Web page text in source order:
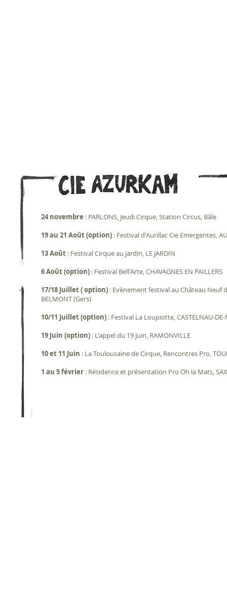
2021
24 novembre : PARLONS, Jeudi Cirque, Station Circus, Bâle
19 au 21 Août (option) : Festival d'Aurillac Cie Emergentes,
13 Août : Festival Cirque au Jardin, LE JARDIN
6 Août (option) : Festival Bell'Arte, CHAVAGNES EN PAILLERS
17/18 Juillet ( option) : Evènement festival au Château Neuf
BELMONT (Gers)
10/11 Juillet (option) : Festival La Loupiotte, CASTELNAU-
19 Juin (option) : L'appel du 19 Juin, RAMONVILLE
10 et 11 Juin : La Toulousaine de Cirque, Rencontres Pro,
1 au 5 février : Résidence et présentation Pro Oh la Mats,